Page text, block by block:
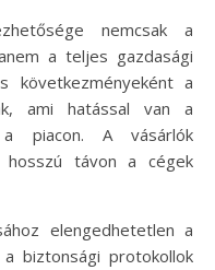
nemcsak a
a teljes gazdasági
következményeként a
ami hatással van a
a piacon. A vásárlók
hosszú távon a cégek
elengedhetetlen a
biztonsági protokollok